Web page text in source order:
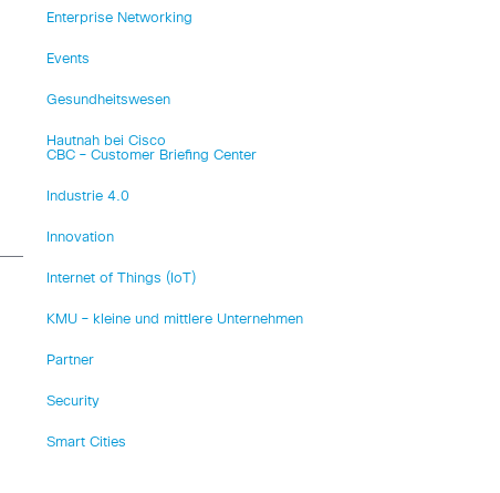
Enterprise Networking
Events
Gesundheitswesen
Hautnah bei Cisco
CBC – Customer Briefing Center
Industrie 4.0
Innovation
Internet of Things (IoT)
KMU – kleine und mittlere Unternehmen
Partner
Security
Smart Cities